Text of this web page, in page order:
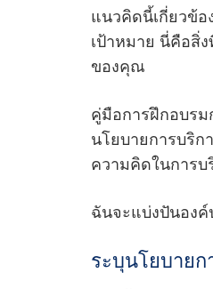
แนวคิดนี้เกี่ยวข้อ
เป้าหมาย นี่คือสิ่
ของคุณ
คู่มือการฝึกอบร
นโยบายการบริก
ความคิดในการ
ฉันจะแบ่งปันองค์
ระบุนโยบายก